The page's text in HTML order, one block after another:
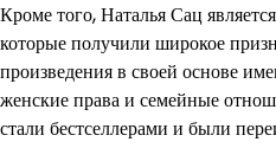
Кроме того, Наталья Сац
которые получили широкое
произведения в своей основе
женские права и семейные
стали бестселлерами и были